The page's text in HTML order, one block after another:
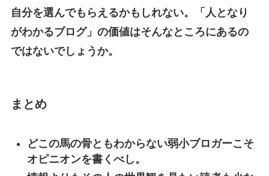
自分を選んでもらえるかもしれない。「人となり
がわかるブログ」の価値はそんなところにあるの
ではないでしょうか。
まとめ
どこの馬の骨ともわからない弱小ブロガーこそ
オピニオンを書くべし。